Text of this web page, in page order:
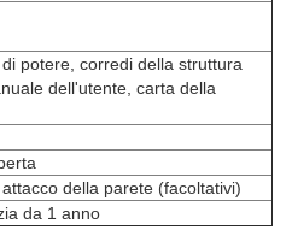
potere, corredi della struttura
dell'utente, carta della
della parete (facoltativi)
da 1 anno